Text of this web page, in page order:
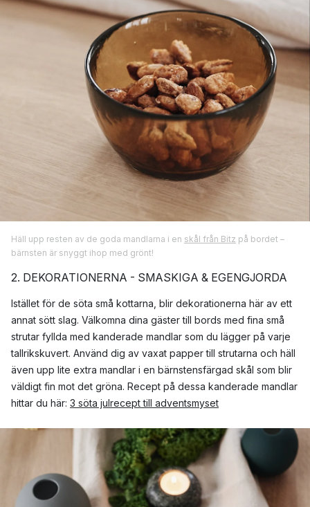
Häll upp resten av de goda mandlarna i en skål från Bitz på bordet –
bärnsten är snyggt ihop med grönt!
2. DEKORATIONERNA - SMASKIGA & EGENGJORDA
Istället för de söta små kottarna, blir dekorationerna här av ett
annat sött slag. Välkomna dina gäster till bords med fina små
strutar fyllda med kanderade mandlar som du lägger på varje
tallrikskuvert. Använd dig av vaxat papper till strutarna och häll
även upp lite extra mandlar i en bärnstensfärgad skål som blir
väldigt fin mot det gröna. Recept på dessa kanderade mandlar
hittar du här: 3 söta julrecept till adventsmyset